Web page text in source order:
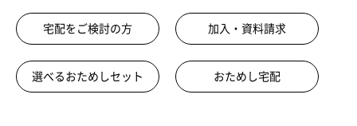
宅配をご検討の方 加入・資料請求
選べるおためしセット おためし宅配